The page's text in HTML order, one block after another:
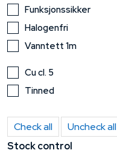
Funksjonssikker
Halogenfri
Vanntett 1m
Cu cl. 5
Tinned
Check all
Uncheck all
Stock control